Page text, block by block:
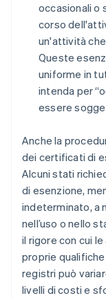
occasionali o
corso
un'attività
Queste
uniforme in
intenda per
essere
Anche la
dei certificati di
Alcuni stati
di esenzione,
indeterminato, a
nell’uso o nello
il rigore con cui
proprie
registri può
livelli di costi e